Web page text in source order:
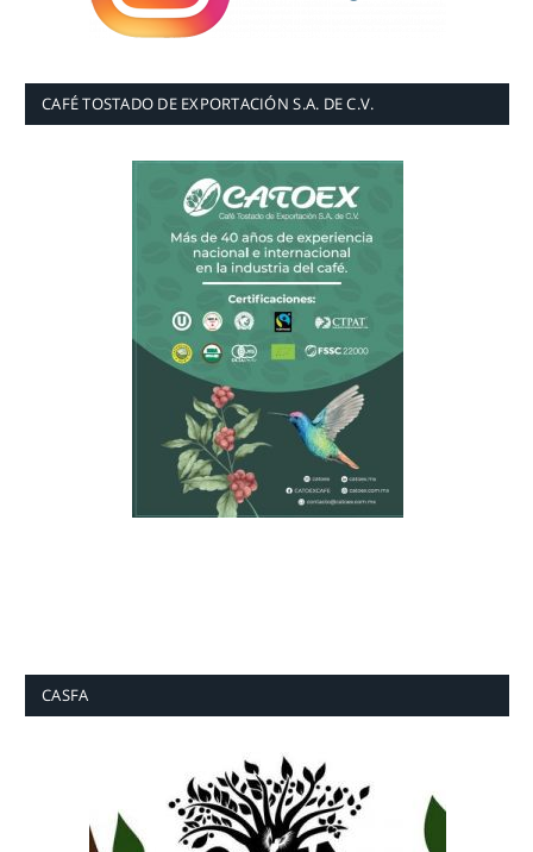
CAFÉ TOSTADO DE EXPORTACIÓN S.A. DE C.V.
CASFA